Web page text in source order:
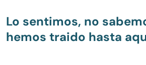
Lo sentimos, no
hemos traido hasta